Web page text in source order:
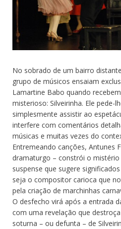
No sobrado de um bairro
grupo de músicos ensaiam
Lamartine Babo quando
misterioso: Silveirinha. Ele pede-
simplesmente assistir ao
interfere com comentários
músicas e muitas vezes do
Entremeando canções, Antunes
dramaturgo – constrói o
suspense que sugere
seja o compositor carioca que
pela criação de marchinhas
O desfecho virá após a entrada
com uma revelação que
soturna – ou defunta – de